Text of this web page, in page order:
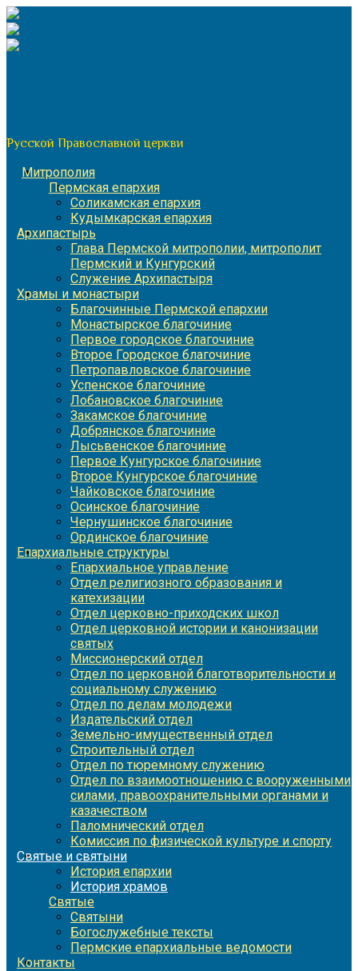
Перейти
к
содержимому
Русской Православной церкви
Митрополия
Пермская епархия
Соликамская епархия
Кудымкарская епархия
Архипастырь
Глава Пермской митрополии, митрополит
Пермский и Кунгурский
Служение Архипастыря
Храмы и монастыри
Благочинные Пермской епархии
Монастырское благочиние
Первое городское благочиние
Второе Городское благочиние
Петропавловское благочиние
Успенское благочиние
Лобановское благочиние
Закамское благочиние
Добрянское благочиние
Лысьвенское благочиние
Первое Кунгурское благочиние
Второе Кунгурское благочиние
Чайковское благочиние
Осинское благочиние
Чернушинское благочиние
Ординское благочиние
Епархиальные структуры
Епархиальное управление
Отдел религиозного образования и
катехизации
Отдел церковно-приходских школ
Отдел церковной истории и канонизации
святых
Миссионерский отдел
Отдел по церковной благотворительности и
социальному служению
Отдел по делам молодежи
Издательский отдел
Земельно-имущественный отдел
Строительный отдел
Отдел по тюремному служению
Отдел по взаимоотношению с вооруженными
силами, правоохранительными органами и
казачеством
Паломнический отдел
Комиссия по физической культуре и спорту
Святые и святыни
История епархии
История храмов
Святые
Святыни
Богослужебные тексты
Пермские епархиальные ведомости
Контакты